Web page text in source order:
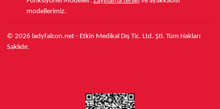
modellerimiz.
© 2026 ladyfalcon.net - Etkin Medikal Dış Tic. Ltd. Şti. Tüm Hakları
Saklıdır.